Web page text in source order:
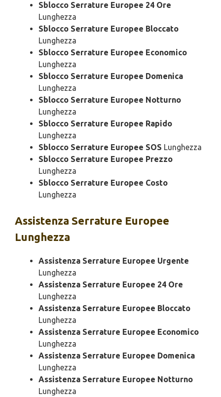
Sblocco Serrature Europee 24 Ore
Lunghezza
Sblocco Serrature Europee Bloccato
Lunghezza
Sblocco Serrature Europee Economico
Lunghezza
Sblocco Serrature Europee Domenica
Lunghezza
Sblocco Serrature Europee Notturno
Lunghezza
Sblocco Serrature Europee Rapido
Lunghezza
Sblocco Serrature Europee SOS Lunghezza
Sblocco Serrature Europee Prezzo
Lunghezza
Sblocco Serrature Europee Costo
Lunghezza
Assistenza Serrature Europee
Lunghezza
Assistenza Serrature Europee Urgente
Lunghezza
Assistenza Serrature Europee 24 Ore
Lunghezza
Assistenza Serrature Europee Bloccato
Lunghezza
Assistenza Serrature Europee Economico
Lunghezza
Assistenza Serrature Europee Domenica
Lunghezza
Assistenza Serrature Europee Notturno
Lunghezza